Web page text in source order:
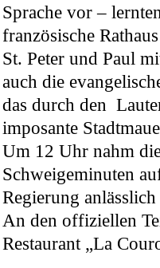
Sprache vor –
französische
St. Peter und Paul
auch die
das durch den
imposante
Um 12 Uhr nahm
Schweigeminuten
Regierung
An den offiziellen
Restaurant „La